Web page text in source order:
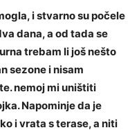
i stvarno su počele
dana, a od tada se
trebam li još nešto
sezone i nisam
nemoj mi uništiti
Napominje da je
i vrata s terase, a niti